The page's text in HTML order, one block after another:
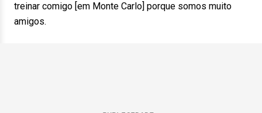
treinar comigo [em Monte Carlo] porque somos muito
amigos.